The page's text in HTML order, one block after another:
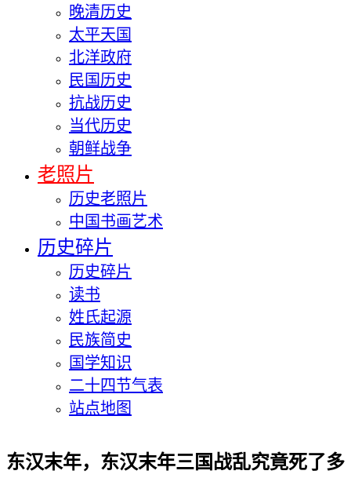
晚清历史
太平天国
北洋政府
民国历史
抗战历史
当代历史
朝鲜战争
老照片
历史老照片
中国书画艺术
历史碎片
历史碎片
读书
姓氏起源
民族简史
国学知识
二十四节气表
站点地图
东汉末年，东汉末年三国战乱究竟死了多